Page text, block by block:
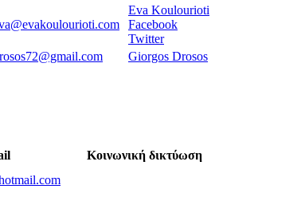
Eva Koulourioti
Facebook
Twitter
Giorgos Drosos
Κοινωνική δικτύωση